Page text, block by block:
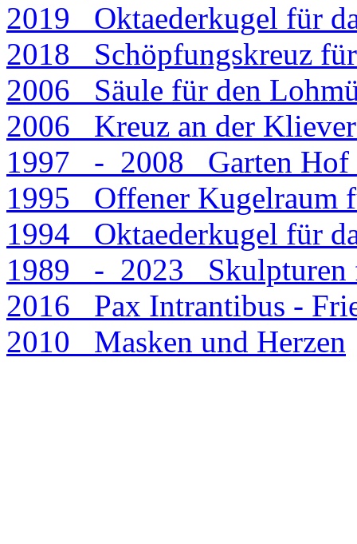
2019 Oktaederkugel für
2018 Schöpfungskreuz für
2006 Säule für den
2006 Kreuz an der
1997 - 2008 Garten Hof
1995 Offener Kugelraum
1994 Oktaederkugel für
1989 - 2023 Skulpturen
2016 Pax Intrantibus -
2010 Masken und Herzen